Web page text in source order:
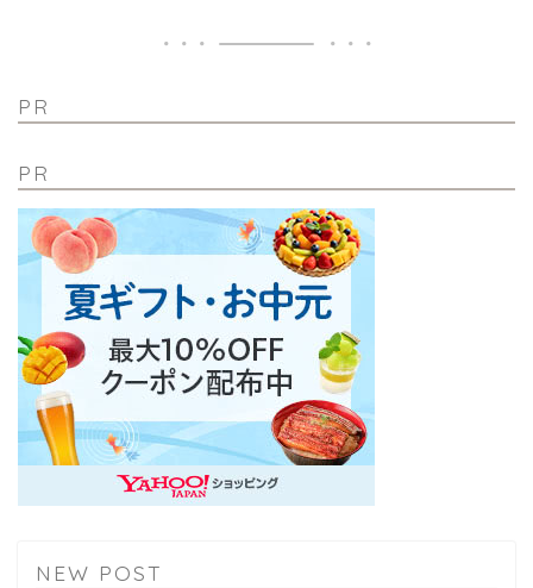
PR
PR
NEW POST